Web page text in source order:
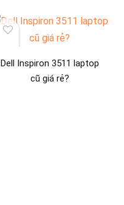
Dell Inspiron 3511 laptop
cũ giá rẻ?